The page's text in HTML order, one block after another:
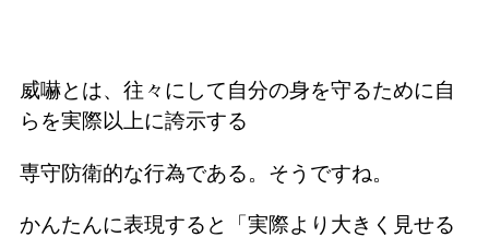
威嚇とは、往々にして自分の身を守るために自
らを実際以上に誇示する
専守防衛的な行為である。そうですね。
かんたんに表現すると「実際より大きく見せる